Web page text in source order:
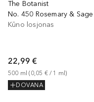
The Botanist
Kūno losjonas
22,99 €
500 ml (0,05 € / 1 ml)
DOVANA